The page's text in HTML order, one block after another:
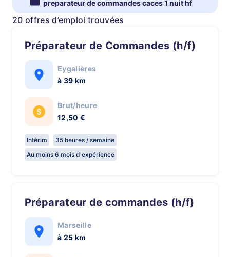
preparateur de commandes caces 1 nuit hf
20 offres d’emploi trouvées
Préparateur de Commandes (h/f)
Eygalières
à 39 km
Brut/heure
12,50 €
Intérim
35 heures / semaine
Au moins 6 mois d'expérience
Préparateur de commandes (h/f)
Marseille
à 25 km